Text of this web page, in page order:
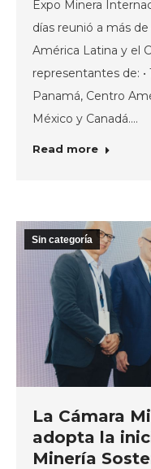
Expo Minera
días reunió a más
América Latina y el
representantes de: •
Panamá, Centro
México y Canadá.…
Read more
Sin categoría
La Cámara
adopta la
Minería